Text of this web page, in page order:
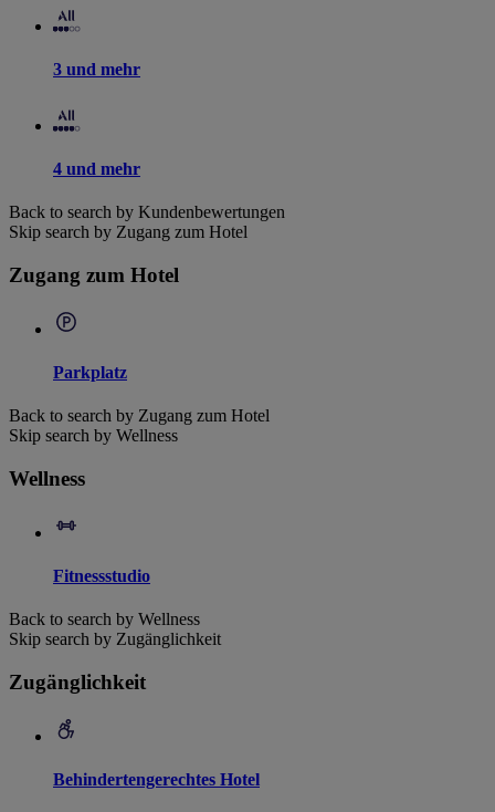
3 und mehr
4 und mehr
Back to search by Kundenbewertungen
Skip search by Zugang zum Hotel
Zugang zum Hotel
Parkplatz
Back to search by Zugang zum Hotel
Skip search by Wellness
Wellness
Fitnessstudio
Back to search by Wellness
Skip search by Zugänglichkeit
Zugänglichkeit
Behindertengerechtes Hotel